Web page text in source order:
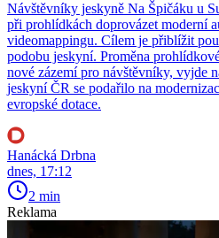
Návštěvníky jeskyně Na Špičáku u
při prohlídkách doprovázet moderní
videomappingu. Cílem je přiblížit
podobu jeskyní. Proměna
nové zázemí pro návštěvníky, vyjde
jeskyní ČR se podařilo na
evropské dotace.
Hanácká Drbna
dnes, 17:12
2 min
Reklama